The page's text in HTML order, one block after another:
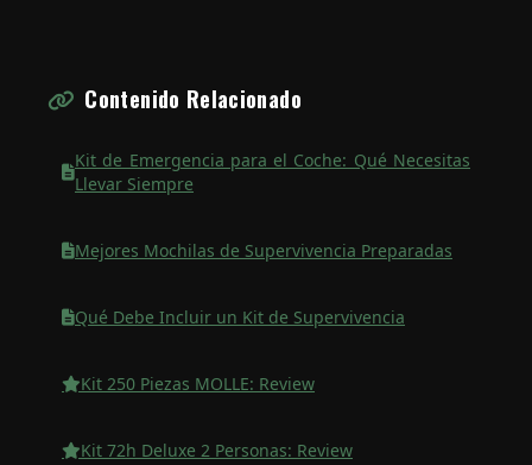
Contenido Relacionado
Kit de Emergencia para el Coche: Qué Necesitas
Llevar Siempre
Mejores Mochilas de Supervivencia Preparadas
Qué Debe Incluir un Kit de Supervivencia
Kit 250 Piezas MOLLE: Review
Kit 72h Deluxe 2 Personas: Review